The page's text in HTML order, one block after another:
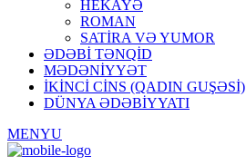
HEKAYƏ
ROMAN
SATİRA VƏ YUMOR
ƏDƏBİ TƏNQİD
MƏDƏNİYYƏT
İKİNCİ CİNS (QADIN GUŞƏSİ)
DÜNYA ƏDƏBİYYATI
MENYU